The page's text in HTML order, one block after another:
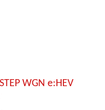
WGN e:HEV